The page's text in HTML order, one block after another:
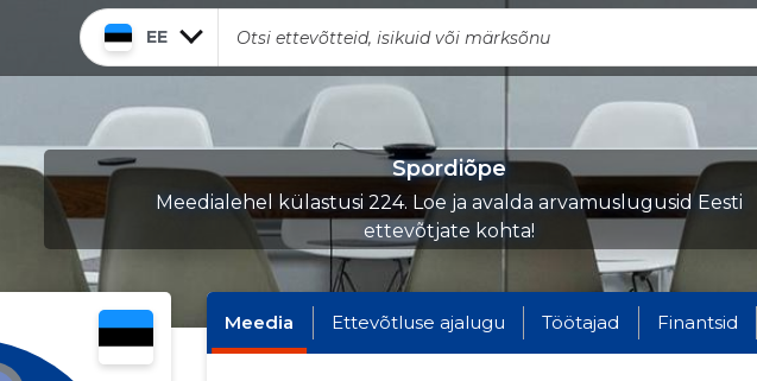
EE
Spordiõpe
Meedialehel külastusi 224. Loe ja avalda arvamuslugusid Eesti
ettevõtjate kohta!
Meedia Ettevõtluse ajalugu Töötajad Finantsid